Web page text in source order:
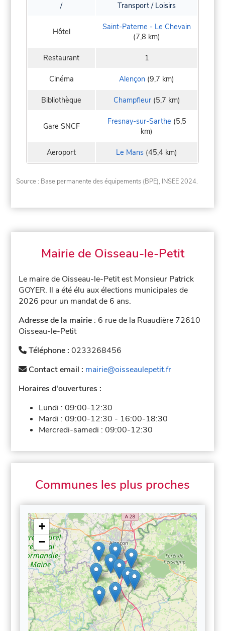
/ Transport / Loisirs
Hôtel
Saint-Paterne - Le Chevain
(7,8 km)
Restaurant 1
Cinéma Alençon (9,7 km)
Bibliothèque Champfleur(5,7 km)
Gare SNCF Fresnay-sur-Sarthe (5,5
km)
Aeroport Le Mans (45,4 km)
Source : Base permanente des équipements (BPE), INSEE 2024.
Mairie de Oisseau-le-Petit
Le maire de Oisseau-le-Petit est Monsieur Patrick
GOYER. Il a été élu aux élections municipales de
2026 pour un mandat de 6 ans.
Adresse de la mairie : 6 rue de la Ruaudière 72610
Oisseau-le-Petit
Téléphone :0233268456
Contact email : mairie@oisseaulepetit.fr
Horaires d'ouvertures :
Lundi :09:00-12:30
Mardi :09:00-12:30 - 16:00-18:30
Mercredi-samedi :09:00-12:30
Communes les plus proches
+
−